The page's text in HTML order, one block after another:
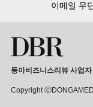
이메일 무
동아비즈니스리뷰 사업
Copyright